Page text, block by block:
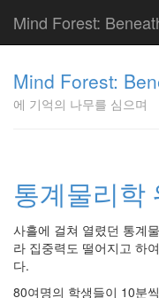
Mind Forest:
Mind Forest:
에 기억의 나무를 심으며
통계물리학
사흘에 걸쳐 열렸던 통계
라 집중력도 떨어지고 하
다.
80여명의 학생들이 10분
이
의
글
러
스
상